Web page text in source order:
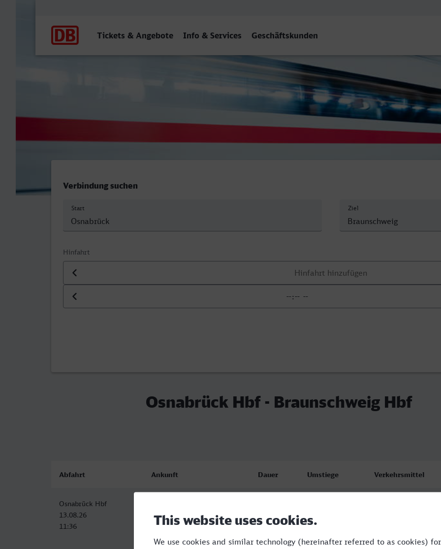
Tickets & Angebote Info & Services Geschäftskunden
Osnabrück Hbf - Braunschweig Hbf
Verbindung suchen
Start Ziel
Hinfahrt
Datum der Hinfahrt
Uhrzeit der Hinfahrt
Osnabrück Hbf - Braunschweig Hbf
Abfahrt Ankunft Dauer Umstiege Verkehrsmittel
Osnabrück Hbf
13.08.26
11:36
13.08.26
14:03